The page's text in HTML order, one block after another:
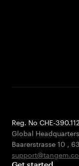
Reg. No CHE-
Global
Baarerstrasse 10 ,